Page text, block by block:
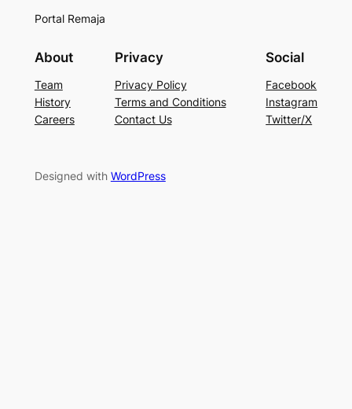
Portal Remaja
About
Team
History
Careers
Privacy
Privacy Policy
Terms and Conditions
Contact Us
Social
Facebook
Instagram
Twitter/X
Designed with WordPress